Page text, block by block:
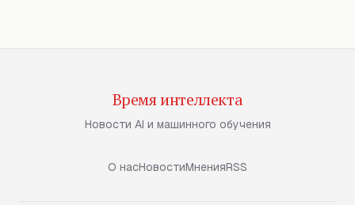
Время интеллекта
Новости AI и машинного обучения
О насНовостиМненияRSS